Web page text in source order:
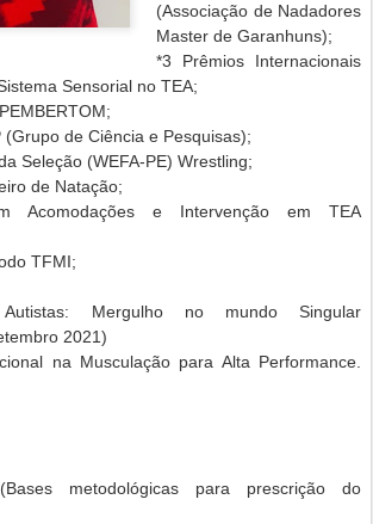
(Associação de Nadadores
Master de Garanhuns);
*3 Prêmios Internacionais
Sensorial no TEA;
(Grupo de Ciência e Pesquisas);
Seleção (WEFA-PE) Wrestling;
de Natação;
Acomodações e Intervenção em TEA
TFMI;
Mergulho no mundo Singular
2021)
na Musculação para Alta Performance.
metodológicas para prescrição do